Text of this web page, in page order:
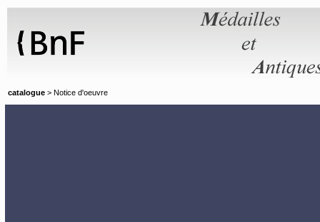
catalogue > Notice d'oeuvre